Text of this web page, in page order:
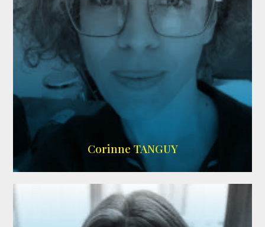
SITE OFFICIEL
Corinne TANGUY